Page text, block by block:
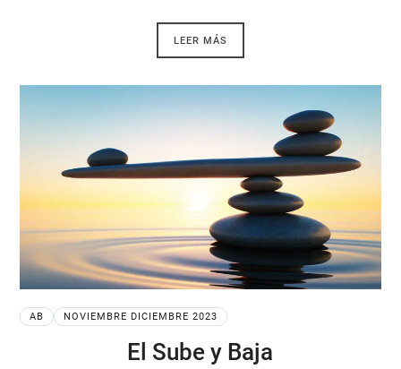
LEER MÁS
AB NOVIEMBRE DICIEMBRE 2023
El Sube y Baja